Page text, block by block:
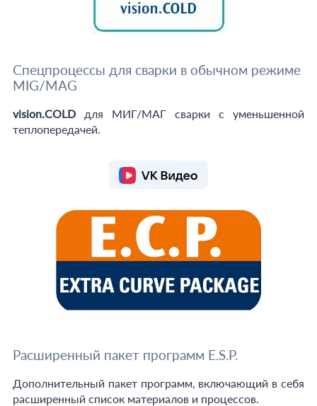
Спецпроцессы для сварки в обычном режиме
MIG/MAG
vision.COLDдля МИГ/МАГ сварки с уменьшенной
теплопередачей.
Расширенный пакет программ E.S.P.
Дополнительный пакет программ, включающий в себя
расширенный список материалов и процессов.